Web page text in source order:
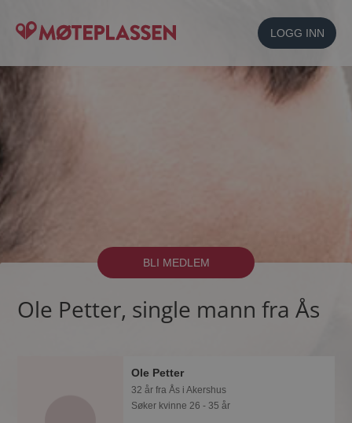
LOGG INN
BLI MEDLEM
Ole Petter, single mann fra Ås
Ole Petter
32 år fra Ås i Akershus
Søker kvinne 26 - 35 år